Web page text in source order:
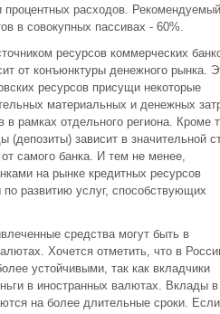
процентных расходов. Рекомендуемый
в совокупных пассивах - 60%.
ресурсов коммерческих
от конъюнктуры денежного рынка.
ресурсов присущи некоторые
материальных и денежных
в рамках отдельного региона. Кроме
(депозиты) зависит в значительной
самого банка. И тем не менее,
на рынке кредитных ресурсов
развитию услуг, способствующих
средства могут быть в
Хочется отметить, что в
устойчивыми, так как вкладчики
в иностранных валютах. Вклады в
на более длительные сроки. Если